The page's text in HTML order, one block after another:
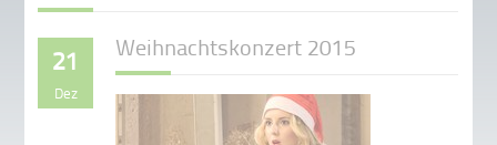
21
Dez
Weihnachtskonzert 2015